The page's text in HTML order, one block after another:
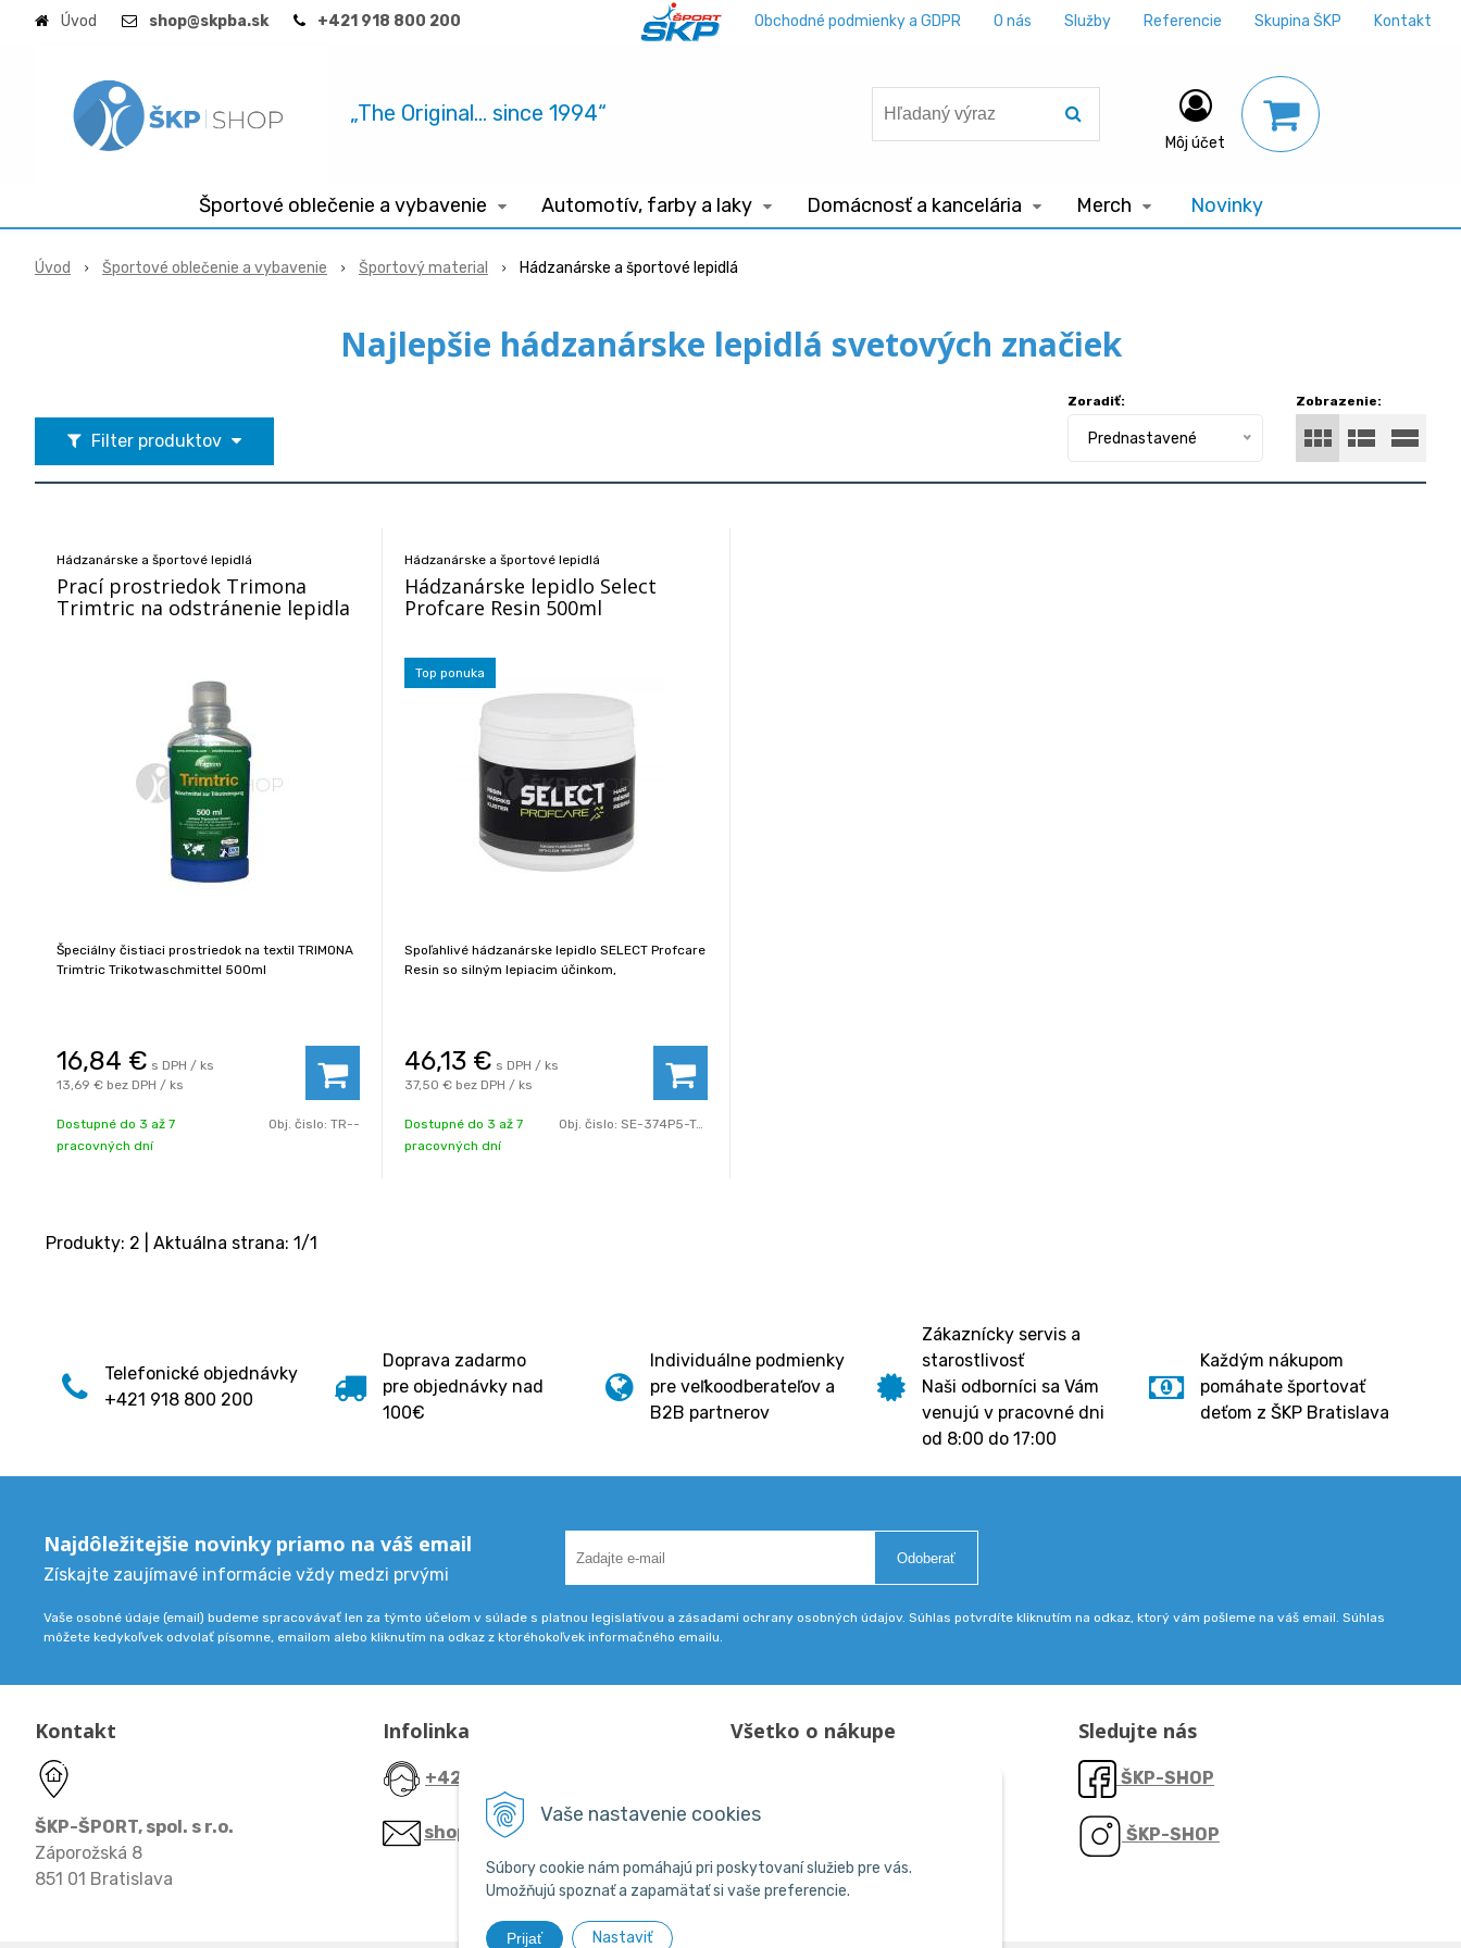
Vaše nastavenie cookies
Súbory cookie nám pomáhajú pri poskytovaní služieb pre vás.
Umožňujú spoznať a zapamätať si vaše preferencie.
Prijať Nastaviť
„The Original... since 1994“
Úvod shop@skpba.sk +421 918 800 200 Obchodné podmienky a GDPR O nás Služby Referencie Skupina ŠKP Kontakt
Môj účet
Športové oblečenie a vybavenie Automotív, farby a laky Domácnosť a kancelária Merch Novinky
Úvod Športové oblečenie a vybavenie Športový material Hádzanárske a športové lepidlá
Najlepšie hádzanárske lepidlá svetových značiek
Filter produktov
Zobrazenie:
Zoradiť:
Prednastavené
Hádzanárske a športové lepidlá
Prací prostriedok Trimona
Trimtric na odstránenie lepidla
Špeciálny čistiaci prostriedok na textil TRIMONA
Trimtric Trikotwaschmittel 500ml
16,84 € s DPH / ks
13,69 € bez DPH / ks
Dostupné do 3 až 7
pracovných dní
Obj. čislo: TR--
Hádzanárske a športové lepidlá
Hádzanárske lepidlo Select
Profcare Resin 500ml
Top ponuka
Spoľahlivé hádzanárske lepidlo SELECT Profcare
Resin so silným lepiacim účinkom,
46,13 € s DPH / ks
37,50 € bez DPH / ks
Dostupné do 3 až 7
pracovných dní
Obj. čislo:SE-374P5-Transparent
Produkty: 2 | Aktuálna strana: 1/1
Telefonické objednávky
+421 918 800 200
Doprava zadarmo
pre objednávky nad
100€
Individuálne podmienky
pre veľkoodberateľov a
B2B partnerov
Zákaznícky servis a
starostlivosť
Naši odborníci sa Vám
venujú v pracovné dni
od 8:00 do 17:00
Každým nákupom
pomáhate športovať
deťom z ŠKP Bratislava
Najdôležitejšie novinky priamo na váš email
Získajte zaujímavé informácie vždy medzi prvými
Odoberať
Vaše osobné údaje (email) budeme spracovávať len za týmto účelom v súlade s platnou legislatívou a zásadami ochrany osobných údajov. Súhlas potvrdíte kliknutím na odkaz, ktorý vám pošleme na váš email. Súhlas
môžete kedykoľvek odvolať písomne, emailom alebo kliknutím na odkaz z ktoréhokoľvek informačného emailu.
Kontakt
ŠKP-ŠPORT, spol. s r.o.
Záporožská 8
851 01 Bratislava
Infolinka
+421 918 800 200
shop@skpba.sk
Všetko o nákupe Sledujte nás
ŠKP-SHOP
ŠKP-SHOP